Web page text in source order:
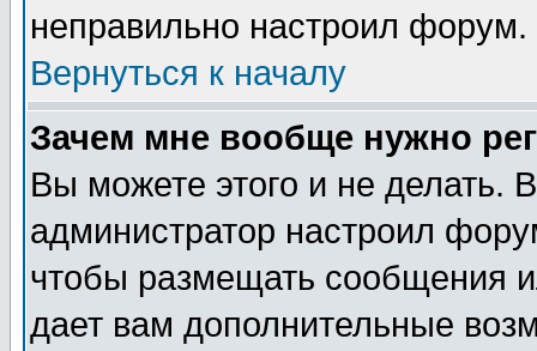
неправильно настроил форум.
Вернуться к началу
Зачем мне вообще нужно
Вы можете этого и не делать.
администратор настроил
чтобы размещать сообщения
дает вам дополнительные